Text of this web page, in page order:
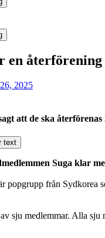
en återförening
26, 2025
att de ska
text
Suga klar
popgrupp från Sydkorea
sju medlemmar. Alla